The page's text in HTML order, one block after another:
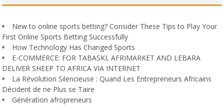
New to online sports betting? Consider These Tips to Play Your
First Online Sports Betting Successfully
How Technology Has Changed Sports
E-COMMERCE: FOR TABASKI, AFRIMARKET AND LEBARA
DELIVER SHEEP TO AFRICA VIA INTERNET
La Révolution Silencieuse : Quand Les Entrepreneurs Africains
Décident de ne Plus se Taire
Génération afropreneurs